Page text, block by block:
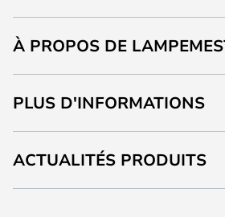
À PROPOS DE
PLUS D'INFORMATIONS
ACTUALITÉS PRODUITS